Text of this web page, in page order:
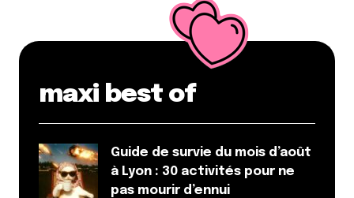
maxi best of
Guide de survie du mois d’août
à Lyon : 30 activités pour ne
pas mourir d’ennui